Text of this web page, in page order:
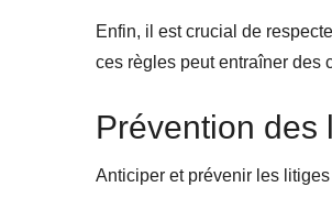
Enfin, il est crucial de
ces règles peut entraîner des
Prévention des
Anticiper et prévenir les